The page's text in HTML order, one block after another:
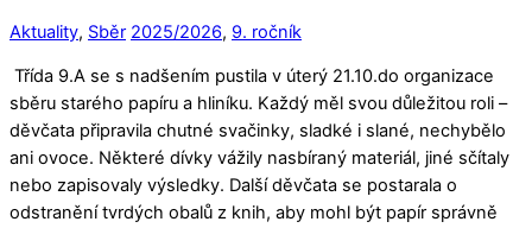
Aktuality, Sběr 2025/2026, 9. ročník
Třída 9.A se s nadšením pustila v úterý 21.10.do organizace
sběru starého papíru a hliníku. Každý měl svou důležitou roli –
děvčata připravila chutné svačinky, sladké i slané, nechybělo
ani ovoce. Některé dívky vážily nasbíraný materiál, jiné sčítaly
nebo zapisovaly výsledky. Další děvčata se postarala o
odstranění tvrdých obalů z knih, aby mohl být papír správně